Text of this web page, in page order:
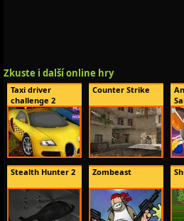
Zkuste i další online hry
Taxi driver
challenge 2
Counter Strike
Stealth Hunter 2 Zombeast